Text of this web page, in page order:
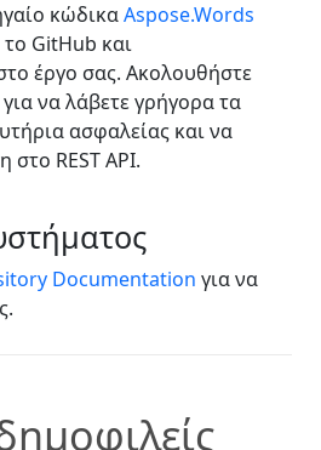
κώδικαAspose.Words
GitHub και
έργο σας. Ακολουθήστε
για να λάβετε γρήγορα τα
ασφαλείας και να
REST API.
Documentation για να